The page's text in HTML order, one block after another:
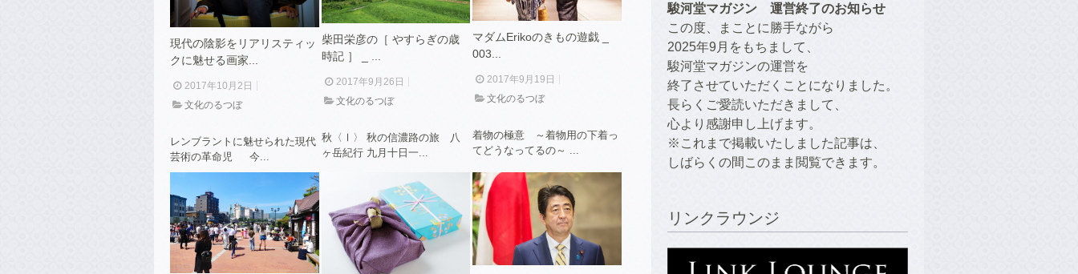
現代の陰影をリアリスティッ
クに魅せる画家...
2017年10月2日
文化のるつぼ
レンブラントに魅せられた現代
芸術の革命児 今...
柴田栄彦の［ やすらぎの歳
時記 ］ _ ...
2017年9月26日
文化のるつぼ
秋〈Ⅰ〉 秋の信濃路の旅 八
ヶ岳紀行 九月十日一...
マダムErikoのきもの遊戯 _
003...
2017年9月19日
文化のるつぼ
着物の極意 ～着物用の下着っ
てどうなってるの～ ...
駿河堂マガジン　運営終了のお知らせ
この度、まことに勝手ながら
2025年9月をもちまして、
駿河堂マガジンの運営を
終了させていただくことになりました。
長らくご愛読いただきまして、
心より感謝申し上げます。
※これまで掲載いたしました記事は、
しばらくの間このまま閲覧できます。
リンクラウンジ